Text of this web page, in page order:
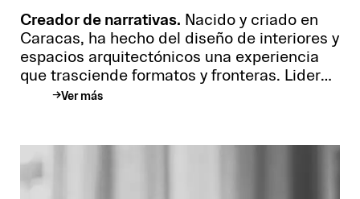
Creador de narrativas. Nacido y criado en
Caracas, ha hecho del diseño de interiores y
espacios arquitectónicos una experiencia
que trasciende formatos y fronteras. Lidera
desde Nueva York un estudio donde
que conectan con las personas. Su enfoque,
que une arquitectura, diseño y visión de
negocio, lo ha llevado a colaborar con
Ver más